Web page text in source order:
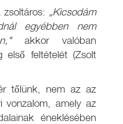
„Kicsodám
egyébben nem
akkor valóban
első feltételét (Zsolt
tőlünk, nem az az
vonzalom, amely az
éneklésében